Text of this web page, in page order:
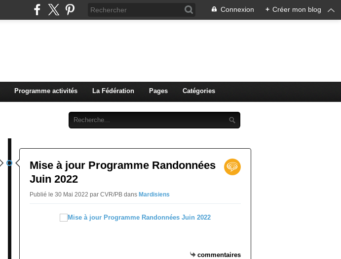
Connexion + Créer mon blog
Programme activités La Fédération Pages Catégories
Mise à jour Programme Randonnées
Juin 2022
Publié le 30 Mai 2022 par CVR/PB dans Mardisiens
commentaires